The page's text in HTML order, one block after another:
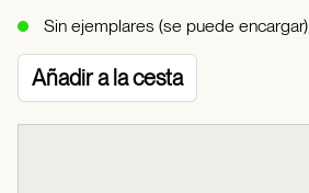
Sin ejemplares (se puede encargar)
Añadir a la cesta